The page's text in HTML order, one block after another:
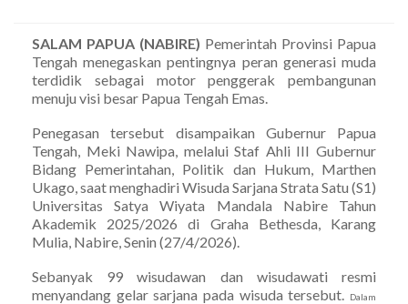
SALAM PAPUA (NABIRE) Pemerintah Provinsi Papua
Tengah menegaskan pentingnya peran generasi muda
terdidik sebagai motor penggerak pembangunan
menuju visi besar Papua Tengah Emas.
Penegasan tersebut disampaikan Gubernur Papua
Tengah, Meki Nawipa, melalui Staf Ahli III Gubernur
Bidang Pemerintahan, Politik dan Hukum, Marthen
Ukago, saat menghadiri Wisuda Sarjana Strata Satu (S1)
Universitas Satya Wiyata Mandala Nabire Tahun
Akademik 2025/2026 di Graha Bethesda, Karang
Mulia, Nabire, Senin (27/4/2026).
Sebanyak 99 wisudawan dan wisudawati resmi
menyandang gelar sarjana pada wisuda tersebut.
Dalam